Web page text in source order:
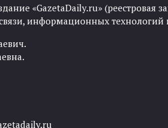
«GazetaDaily.ru» (реестровая
информационных